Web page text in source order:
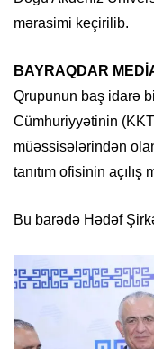
mərasimi keçirilib.
BAYRAQDAR
Qrupunun baş idarə
Cümhuriyyətinin
müəssisələrindən
tanıtım ofisinin açılış
Bu barədə Hədəf